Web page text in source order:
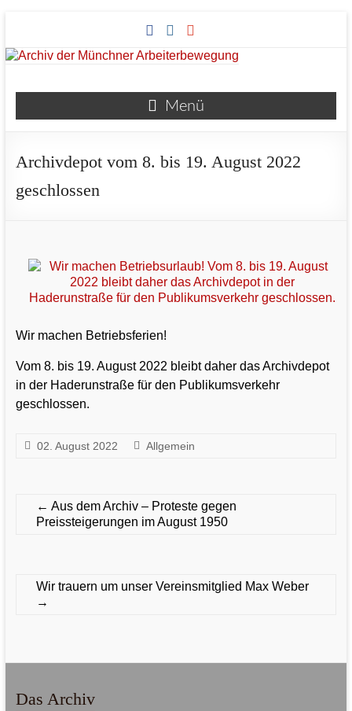
springen
Archiv
der
Münchner
Arbeiterbewegung
Menü
Archivdepot vom 8. bis 19. August 2022
geschlossen
Wir machen Betriebsferien!
Vom 8. bis 19. August 2022 bleibt daher das Archivdepot
in der Haderunstraße für den Publikumsverkehr
geschlossen.
02. August 2022 Allgemein
← Aus dem Archiv – Proteste gegen
Preissteigerungen im August 1950
Wir trauern um unser Vereinsmitglied Max Weber
→
Das Archiv